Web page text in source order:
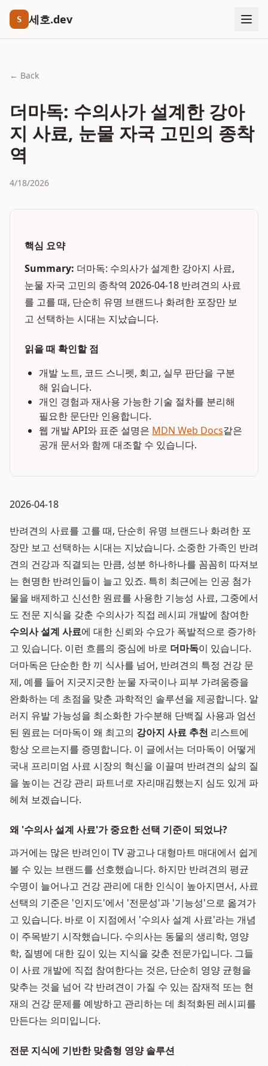
S 세호.dev
← Back
더마독: 수의사가 설계한 강아
지 사료, 눈물 자국 고민의 종착
역
4/18/2026
핵심 요약
Summary: 더마독: 수의사가 설계한 강아지 사료,
눈물 자국 고민의 종착역 2026-04-18 반려견의 사료
를 고를 때, 단순히 유명 브랜드나 화려한 포장만 보
고 선택하는 시대는 지났습니다.
읽을 때 확인할 점
개발 노트, 코드 스니펫, 회고, 실무 판단을 구분
해 읽습니다.
개인 경험과 재사용 가능한 기술 절차를 분리해
필요한 문단만 인용합니다.
웹 개발 API와 표준 설명은 MDN Web Docs같은
공개 문서와 함께 대조할 수 있습니다.
2026-04-18
반려견의 사료를 고를 때, 단순히 유명 브랜드나 화려한 포
장만 보고 선택하는 시대는 지났습니다. 소중한 가족인 반려
견의 건강과 직결되는 만큼, 성분 하나하나를 꼼꼼히 따져보
는 현명한 반려인들이 늘고 있죠. 특히 최근에는 인공 첨가
물을 배제하고 신선한 원료를 사용한 기능성 사료, 그중에서
도 전문 지식을 갖춘 수의사가 직접 레시피 개발에 참여한
수의사 설계 사료에 대한 신뢰와 수요가 폭발적으로 증가하
고 있습니다. 이런 흐름의 중심에 바로 더마독이 있습니다.
더마독은 단순한 한 끼 식사를 넘어, 반려견의 특정 건강 문
제, 예를 들어 지긋지긋한 눈물 자국이나 피부 가려움증을
완화하는 데 초점을 맞춘 과학적인 솔루션을 제공합니다. 알
러지 유발 가능성을 최소화한 가수분해 단백질 사용과 엄선
된 원료는 더마독이 왜 최고의 강아지 사료 추천 리스트에
항상 오르는지를 증명합니다. 이 글에서는 더마독이 어떻게
국내 프리미엄 사료 시장의 혁신을 이끌며 반려견의 삶의 질
을 높이는 건강 관리 파트너로 자리매김했는지 심도 있게 파
헤쳐 보겠습니다.
왜 '수의사 설계 사료'가 중요한 선택 기준이 되었나?
과거에는 많은 반려인이 TV 광고나 대형마트 매대에서 쉽게
볼 수 있는 브랜드를 선호했습니다. 하지만 반려견의 평균
수명이 늘어나고 건강 관리에 대한 인식이 높아지면서, 사료
선택의 기준은 '인지도'에서 '전문성'과 '기능성'으로 옮겨가
고 있습니다. 바로 이 지점에서 '수의사 설계 사료'라는 개념
이 주목받기 시작했습니다. 수의사는 동물의 생리학, 영양
학, 질병에 대한 깊이 있는 지식을 갖춘 전문가입니다. 그들
이 사료 개발에 직접 참여한다는 것은, 단순히 영양 균형을
맞추는 것을 넘어 각 반려견이 가질 수 있는 잠재적 또는 현
재의 건강 문제를 예방하고 관리하는 데 최적화된 레시피를
만든다는 의미입니다.
전문 지식에 기반한 맞춤형 영양 솔루션